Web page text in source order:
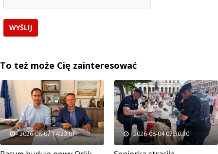
To też może Cię zainteresować
2026-08-07 14:23:01 2026-08-04 07:30:30